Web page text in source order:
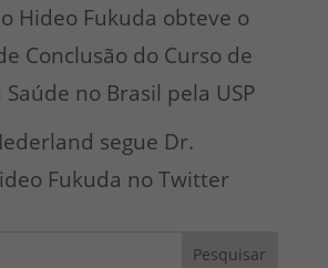
Hideo Fukuda obteve o
Conclusão do Curso de
no Brasil pela USP
segue Dr.
Fukuda no Twitter
Pesquisar